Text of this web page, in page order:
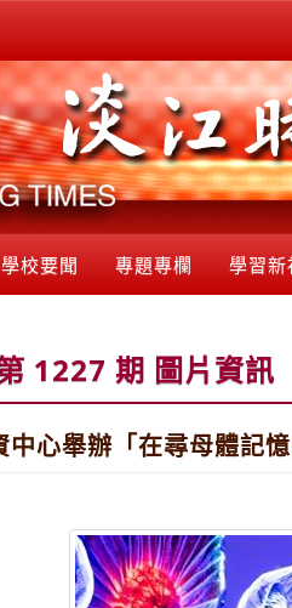
學校要聞 專題專欄 學習新
1227 期 圖片資訊
中心舉辦「在尋母體記